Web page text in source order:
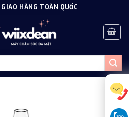
HÀNG TOÀN QUỐC